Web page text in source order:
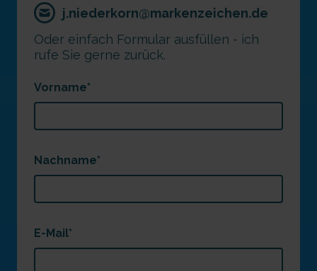
j.niederkorn@markenzeichen.de
Oder einfach Formular ausfüllen - ich
rufe Sie gerne zurück.
Vorname*
Nachname*
E-Mail*